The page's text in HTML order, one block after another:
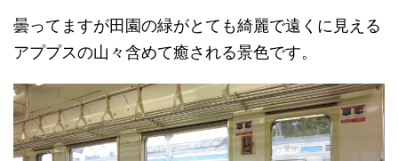
曇ってますが田園の緑がとても綺麗で遠くに見える
アププスの山々含めて癒される景色です。